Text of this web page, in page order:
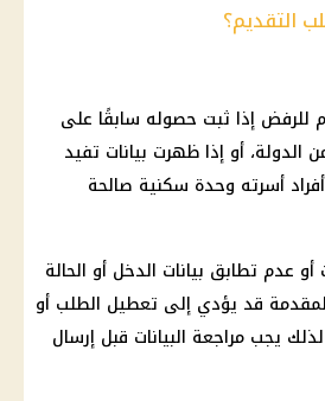
التقديم؟
للرفض إذا ثبت حصوله سابقًا على
أو إذا ظهرت بيانات تفيد
أفراد أسرته وحدة سكنية صالحة
عدم تطابق بيانات الدخل أو الحالة
المقدمة قد يؤدي إلى تعطيل الطلب أو
يجب مراجعة البيانات قبل إرسال